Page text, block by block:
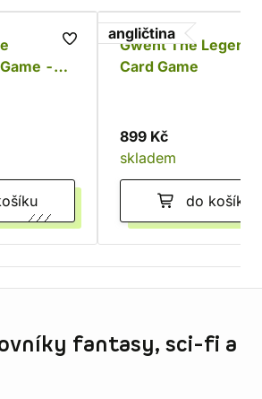
-
angličtina
Gwent The
Card Game
899 Kč
skladem
do košíku
fantasy, sci-fi a